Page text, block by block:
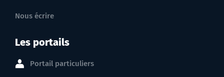
Nous écrire
Les portails
Portail particuliers